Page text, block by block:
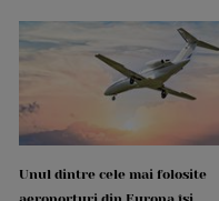
Unul dintre cele mai folosite